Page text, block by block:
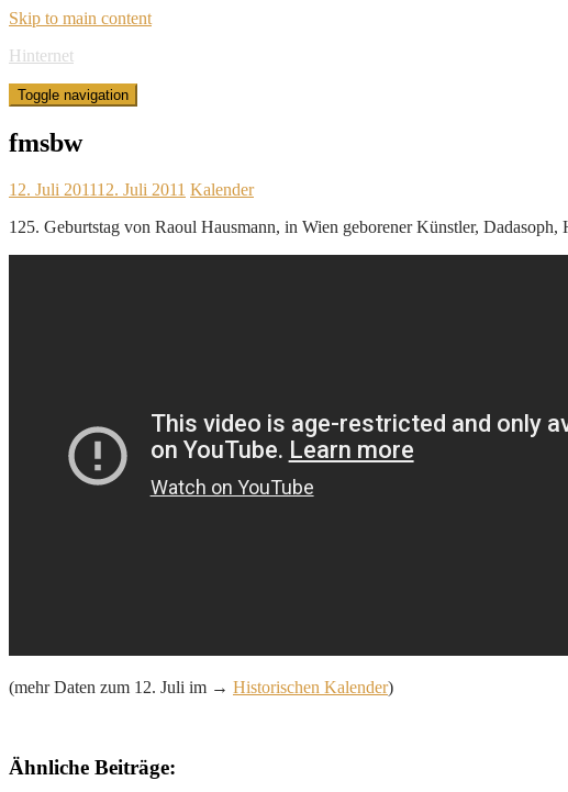
Skip to main content
Hinternet
Toggle navigation
fmsbw
12. Juli 201112. Juli 2011 Kalender
125. Geburtstag von Raoul Hausmann, in Wien geborener Künstler,
(mehr Daten zum 12. Juli im → Historischen Kalender)
Ähnliche Beiträge: